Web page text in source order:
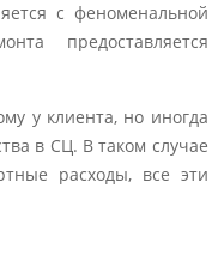
с феноменальной
предоставляется
у клиента, но иногда
в СЦ. В таком случае
расходы, все эти